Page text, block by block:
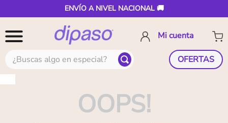
ENVÍO A NIVEL NACIONAL 🚚
¿Buscas algo en especial? OFERTAS
OOPS!